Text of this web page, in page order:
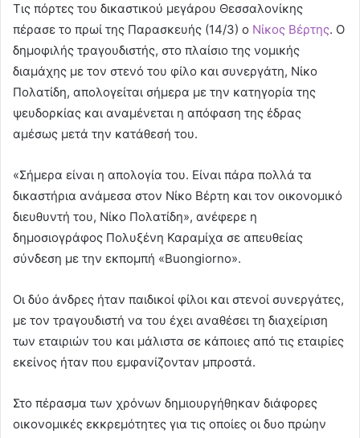
Τις πόρτες του δικαστικού μεγάρου Θεσσαλονίκης
πέρασε το πρωί της Παρασκευής (14/3) ο Νίκος Βέρτης. Ο
δημοφιλής τραγουδιστής, στο πλαίσιο της νομικής
διαμάχης με τον στενό του φίλο και συνεργάτη, Νίκο
Πολατίδη, απολογείται σήμερα με την κατηγορία της
ψευδορκίας και αναμένεται η απόφαση της έδρας
αμέσως μετά την κατάθεσή του.
«Σήμερα είναι η απολογία του. Είναι πάρα πολλά τα
δικαστήρια ανάμεσα στον Νίκο Βέρτη και τον οικονομικό
διευθυντή του, Νίκο Πολατίδη», ανέφερε η
δημοσιογράφος Πολυξένη Καραμίχα σε απευθείας
σύνδεση με την εκπομπή «Buongiorno».
Οι δύο άνδρες ήταν παιδικοί φίλοι και στενοί συνεργάτες,
με τον τραγουδιστή να του έχει αναθέσει τη διαχείριση
των εταιριών του και μάλιστα σε κάποιες από τις εταιρίες
εκείνος ήταν που εμφανίζονταν μπροστά.
Στο πέρασμα των χρόνων δημιουργήθηκαν διάφορες
οικονομικές εκκρεμότητες για τις οποίες οι δυο πρώην